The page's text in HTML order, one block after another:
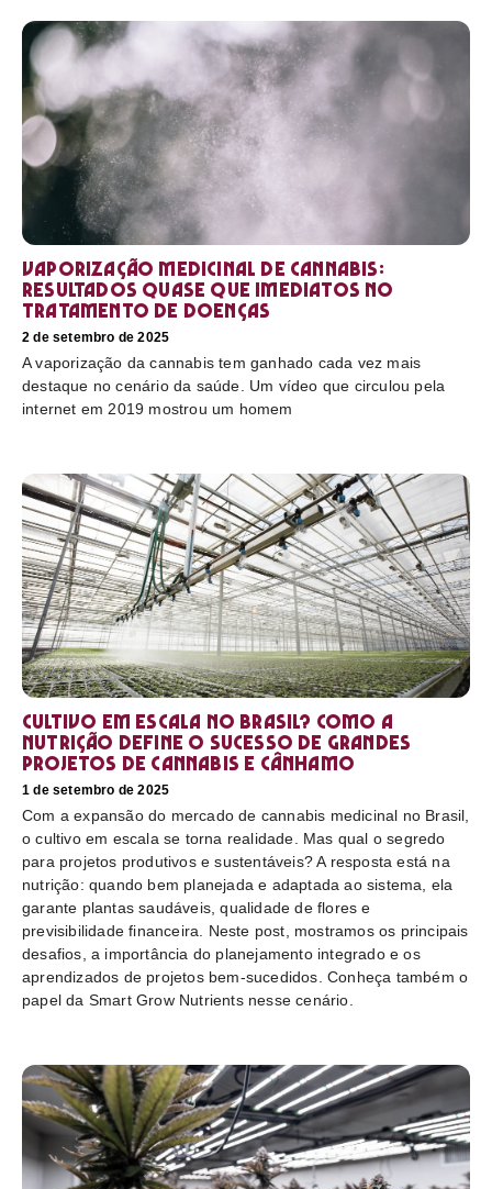
Vaporização medicinal de cannabis:
resultados quase que imediatos no
tratamento de doenças
2 de setembro de 2025
A vaporização da cannabis tem ganhado cada vez mais
destaque no cenário da saúde. Um vídeo que circulou pela
internet em 2019 mostrou um homem
Cultivo em escala no Brasil? Como a
nutrição define o sucesso de grandes
projetos de cannabis e cânhamo
1 de setembro de 2025
Com a expansão do mercado de cannabis medicinal no Brasil,
o cultivo em escala se torna realidade. Mas qual o segredo
para projetos produtivos e sustentáveis? A resposta está na
nutrição: quando bem planejada e adaptada ao sistema, ela
garante plantas saudáveis, qualidade de flores e
previsibilidade financeira. Neste post, mostramos os principais
desafios, a importância do planejamento integrado e os
aprendizados de projetos bem-sucedidos. Conheça também o
papel da Smart Grow Nutrients nesse cenário.